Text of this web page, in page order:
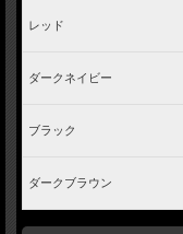
レッド
ダークネイビー
ブラック
ダークブラウン